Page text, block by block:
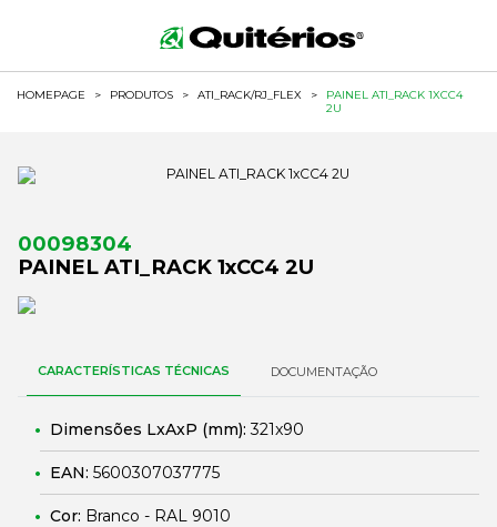
HOMEPAGE > PRODUTOS > ATI_RACK/RJ_FLEX >
PAINEL ATI_RACK 1XCC4
2U
00098304
PAINEL ATI_RACK 1xCC4 2U
CARACTERÍSTICAS TÉCNICAS DOCUMENTAÇÃO
Dimensões LxAxP (mm):321x90
EAN: 5600307037775
Cor: Branco - RAL 9010